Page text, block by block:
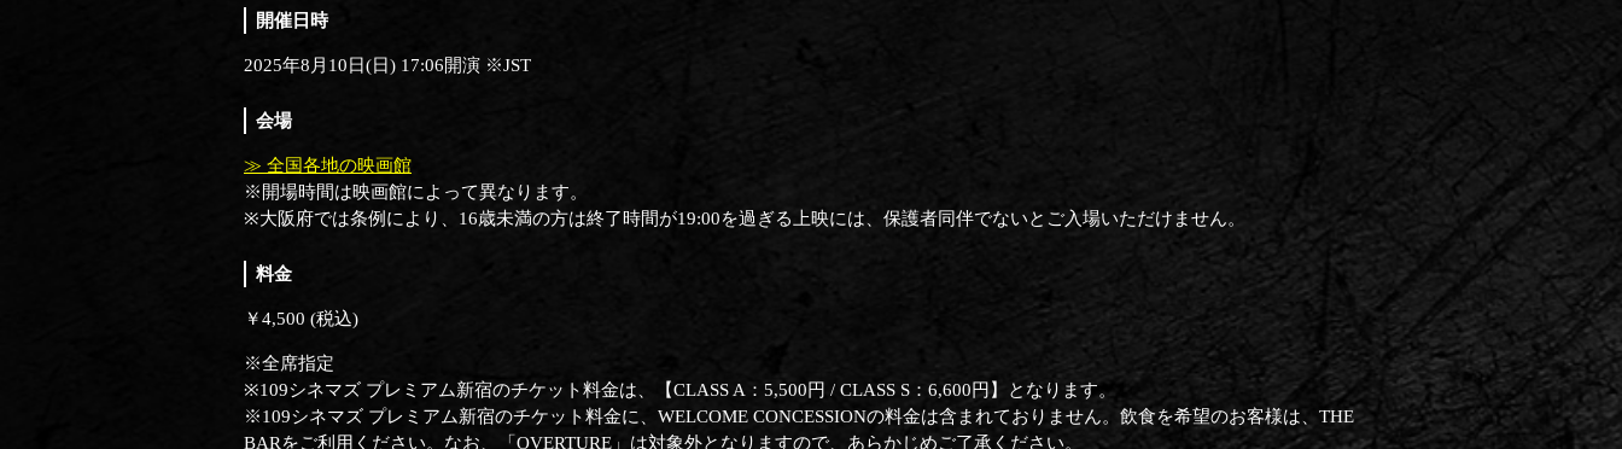
開催日時
2025年8月10日(日) 17:06開演 ※JST
会場
≫ 全国各地の映画館
※開場時間は映画館によって異なります。
※大阪府では条例により、16歳未満の方は終了時間が19:00を過ぎる上映には、保護者同伴でないとご入場いただけません。
料金
￥4,500 (税込)
※全席指定
※109シネマズ プレミアム新宿のチケット料金は、【CLASS A：5,500円 / CLASS S：6,600円】となります。
※109シネマズ プレミアム新宿のチケット料金に、WELCOME CONCESSIONの料金は含まれておりません。飲食を希望のお客様は、THE
BARをご利用ください。なお、「OVERTURE」は対象外となりますので、あらかじめご了承ください。